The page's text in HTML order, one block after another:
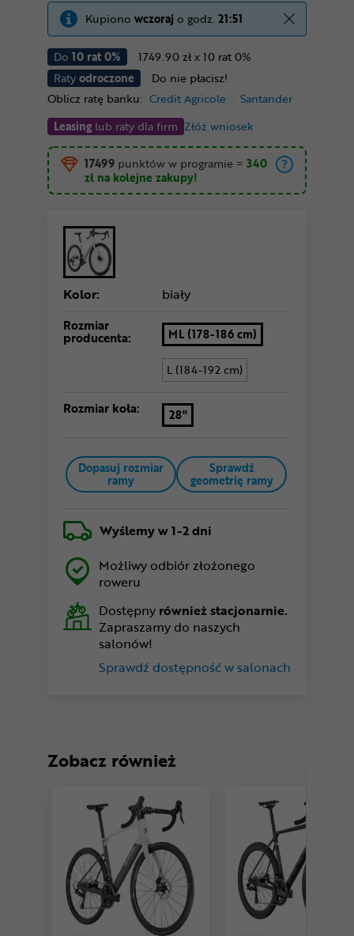
Do 10 rat 0%
1749.90 zł x 10 rat 0%
Ratyodroczone
Do nie płacisz!
Oblicz ratę banku: Credit Agricole
Santander
Leasinglub raty dla firm Złóż wniosek
Kupiono wczoraj o godz. 21:51
17499 punktów w programie = 340
zł na kolejne zakupy!
Kolor: biały
Rozmiar
producenta: ML (178-186 cm)
L (184-192 cm)
Rozmiar koła: 28"
Dopasuj rozmiar
ramy
Sprawdź
geometrię ramy
Wyślemyw 1-2 dni
Możliwy odbiór złożonego
roweru
Dostępny również stacjonarnie.
Zapraszamy do naszych
salonów!
Sprawdź dostępność w salonach
Zobacz również